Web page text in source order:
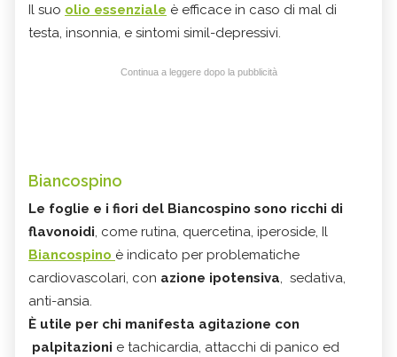
Il suo olio essenziale è efficace in caso di mal di
testa, insonnia, e sintomi simil-depressivi.
Continua a leggere dopo la pubblicità
Biancospino
Le foglie e i fiori del Biancospino sono ricchi di
flavonoidi, come rutina, quercetina, iperoside, Il
Biancospino è indicato per problematiche
cardiovascolari, con azione ipotensiva, sedativa,
anti-ansia.
È utile per chi manifesta agitazione con
palpitazioni e tachicardia, attacchi di panico ed